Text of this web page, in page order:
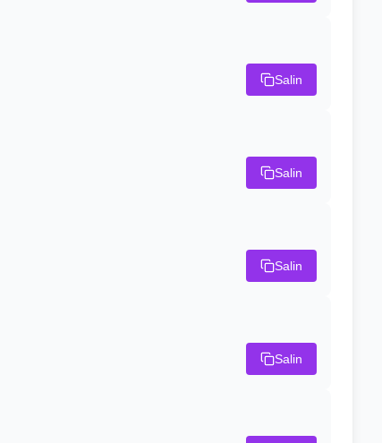
Salin
Salin
Salin
Salin